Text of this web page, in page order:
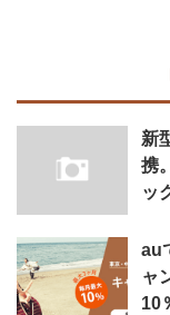
新
携
ッ
au
ャ
10